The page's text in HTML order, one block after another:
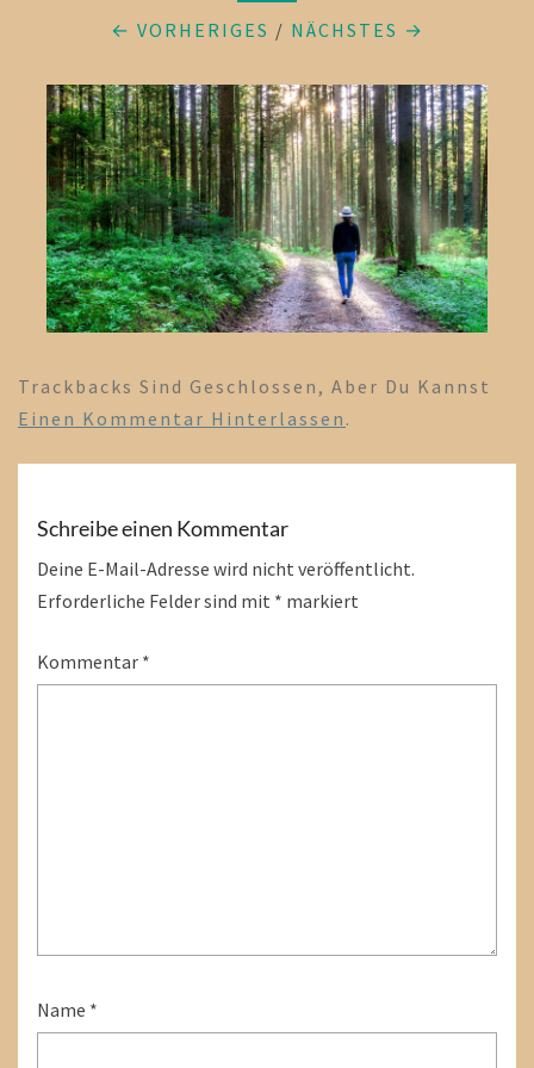
← VORHERIGES / NÄCHSTES →
Trackbacks Sind Geschlossen, Aber Du Kannst
Einen Kommentar Hinterlassen .
Schreibe einen Kommentar
Deine E-Mail-Adresse wird nicht veröffentlicht.
Erforderliche Felder sind mit * markiert
Kommentar *
Name *